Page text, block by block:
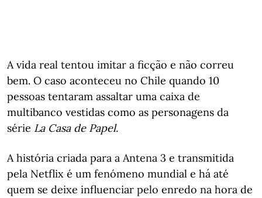
A vida real tentou imitar a ficção e não correu
bem. O caso aconteceu no Chile quando 10
pessoas tentaram assaltar uma caixa de
multibanco vestidas como as personagens da
série La Casa de Papel.
A história criada para a Antena 3 e transmitida
pela Netflix é um fenómeno mundial e há até
quem se deixe influenciar pelo enredo na hora de